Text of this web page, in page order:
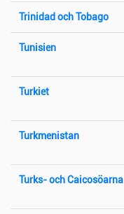
Trinidad och Tobago
Tunisien
Turkiet
Turkmenistan
Turks- och Caicosöarna